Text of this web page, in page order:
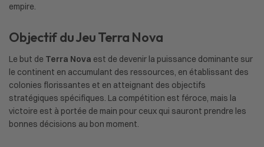
empire.
Objectif du Jeu Terra Nova
Le but de Terra Nova est de devenir la puissance dominante sur
le continent en accumulant des ressources, en établissant des
colonies florissantes et en atteignant des objectifs
stratégiques spécifiques. La compétition est féroce, mais la
victoire est à portée de main pour ceux qui sauront prendre les
bonnes décisions au bon moment.